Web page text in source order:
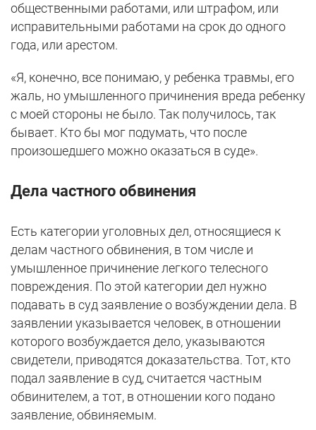
общественными работами, или штрафом, или
исправительными работами на срок до одного
года, или арестом.
«Я, конечно, все понимаю, у ребенка травмы, его
жаль, но умышленного причинения вреда ребенку
с моей стороны не было. Так получилось, так
бывает. Кто бы мог подумать, что после
произошедшего можно оказаться в суде».
Дела частного обвинения
Есть категории уголовных дел, относящиеся к
делам частного обвинения, в том числе и
умышленное причинение легкого телесного
повреждения. По этой категории дел нужно
подавать в суд заявление о возбуждении дела. В
заявлении указывается человек, в отношении
которого возбуждается дело, указываются
свидетели, приводятся доказательства. Тот, кто
подал заявление в суд, считается частным
обвинителем, а тот, в отношении кого подано
заявление, обвиняемым.